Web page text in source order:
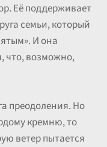
Её поддерживает
семьи, который
И она
что, возможно,
преодоления. Но
кремню, то
ветер пытается